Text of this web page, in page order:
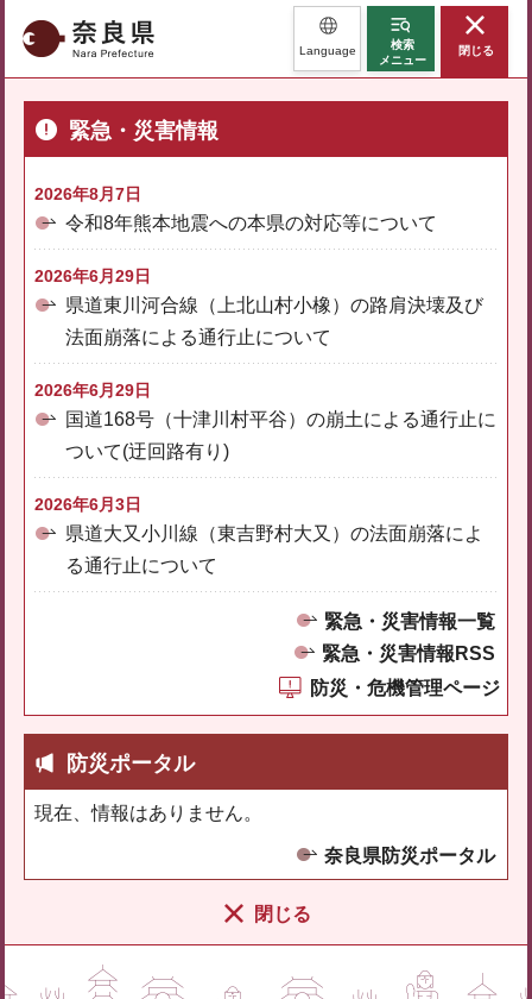
奈良県 Language
検索
メニュー
閉じる
緊急・災害情報
2026年8月7日
令和8年熊本地震への本県の対応等について
2026年6月29日
県道東川河合線（上北山村小橡）の路肩決壊及び
法面崩落による通行止について
2026年6月29日
国道168号（十津川村平谷）の崩土による通行止に
ついて(迂回路有り)
2026年6月3日
県道大又小川線（東吉野村大又）の法面崩落によ
る通行止について
緊急・災害情報一覧
緊急・災害情報RSS
防災・危機管理ページ
防災ポータル
現在、情報はありません。
奈良県防災ポータル
閉じる